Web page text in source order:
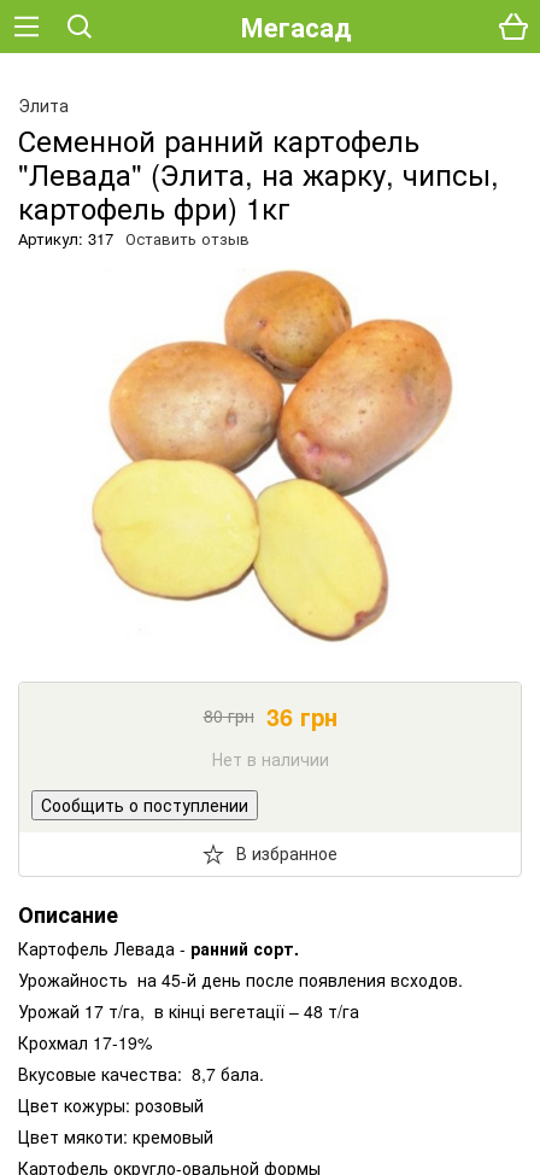
Мегасад
Элита
Семенной ранний картофель
"Левада" (Элита, на жарку, чипсы,
картофель фри) 1кг
Артикул: 317 Оставить отзыв
80грн 36грн
Нет в наличии
Сообщить о поступлении
В избранное
Описание
Картофель Левада - ранний сорт.
Урожайность на 45-й день после появления всходов.
Урожай 17 т/га, в кінці вегетації – 48 т/га
Крохмал 17-19%
Вкусовые качества: 8,7 бала.
Цвет кожуры: розовый
Цвет мякоти: кремовый
Картофель округло-овальной формы